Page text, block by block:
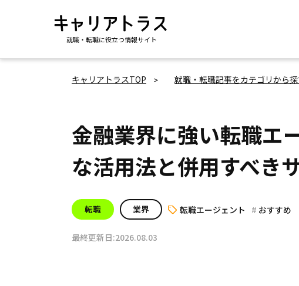
就職・転職に役立つ情報サイト
キャリアトラスTOP 就職・転職記事をカテゴリから
金融業界に強い転職エ
な活用法と併用すべき
転職 業界 転職エージェント おすすめ
最終更新日:2026.08.03